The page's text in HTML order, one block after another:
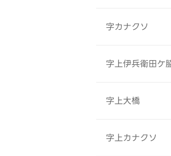
字カナクソ
字上伊兵衛田ケ
字上大橋
字上カナクソ